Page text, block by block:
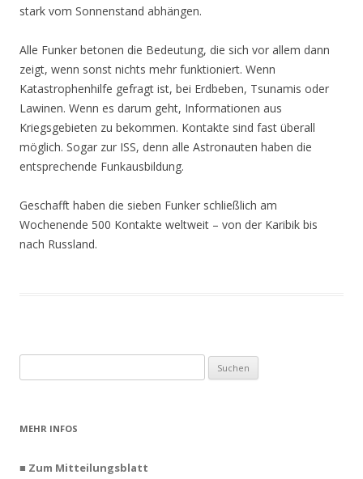
stark vom Sonnenstand abhängen.
Alle Funker betonen die Bedeutung, die sich vor allem dann
zeigt, wenn sonst nichts mehr funktioniert. Wenn
Katastrophenhilfe gefragt ist, bei Erdbeben, Tsunamis oder
Lawinen. Wenn es darum geht, Informationen aus
Kriegsgebieten zu bekommen. Kontakte sind fast überall
möglich. Sogar zur ISS, denn alle Astronauten haben die
entsprechende Funkausbildung.
Geschafft haben die sieben Funker schließlich am
Wochenende 500 Kontakte weltweit – von der Karibik bis
nach Russland.
nach:
MEHR INFOS
■ Zum Mitteilungsblatt